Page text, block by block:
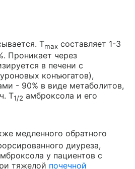
Тmax составляет 1-3
Проникает через
в печени с
конъюгатов),
- 90% в виде метаболитов,
T1/2 амброксола и его
медленного обратного
диуреза,
у пациентов с
тяжелой почечной